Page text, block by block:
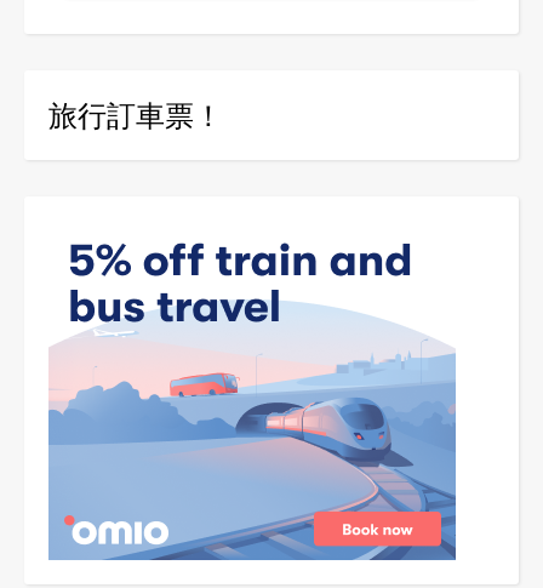
旅行訂車票！